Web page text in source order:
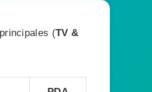
(TV &